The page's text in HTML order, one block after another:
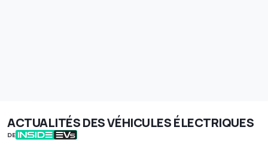
ACTUALITÉS DES VÉHICULES ÉLECTRIQUES
DE